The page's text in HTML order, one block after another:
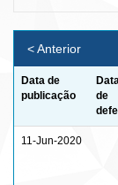
< Anterior
Data de
publicação
Data
de
11-Jun-2020